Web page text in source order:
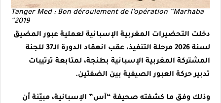
Tanger Med : Bon déroulement de l’opération ”Marhaba
2019”
دخلت التحضيرات المغربية الإسبانية لعملية عبور المضيق
لسنة 2026 مرحلة التنفيذ، عقب انعقاد الدورة الـ37 للجنة
المشتركة المغربية الإسبانية بطنجة، لمتابعة ترتيبات
تدبير حركة العبور الصيفية بين الضفتين.
وذلك وفق ما كشفته صحيفة “آس” الإسبانية، مبيّنة أن